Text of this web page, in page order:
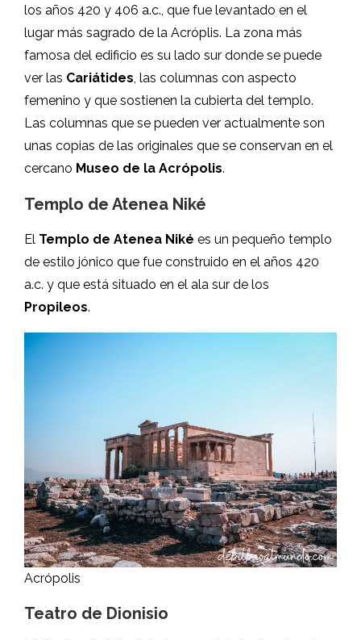
los años 420 y 406 a.c., que fue levantado en el
lugar más sagrado de la Acróplis. La zona más
famosa del edificio es su lado sur donde se puede
ver las Cariátides, las columnas con aspecto
femenino y que sostienen la cubierta del templo.
Las columnas que se pueden ver actualmente son
unas copias de las originales que se conservan en el
cercano Museo de la Acrópolis.
Templo de Atenea Niké
El Templo de Atenea Niké es un pequeño templo
de estilo jónico que fue construido en el años 420
a.c. y que está situado en el ala sur de los
Propileos.
Acrópolis
Teatro de Dionisio